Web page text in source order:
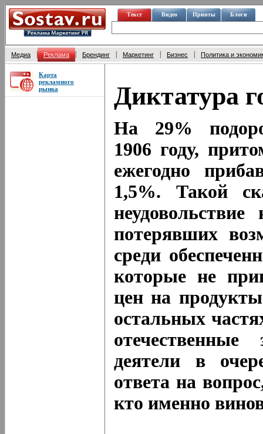
Текст Видео Принты Блоги
Медиа Реклама Брендинг Маркетинг Бизнес Политика и
Карта
рекламного
рынка
Диктатура
На 29%
1906 году,
ежегодно
1,5%. Такой
потерявших
среди
которые не
цен на
остальных
деятели в
ответа на
кто именно